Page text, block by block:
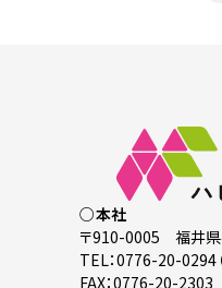
○本社
〒910-0005 福井県
TEL：0776-20-0294
FAX：0776-20-2303